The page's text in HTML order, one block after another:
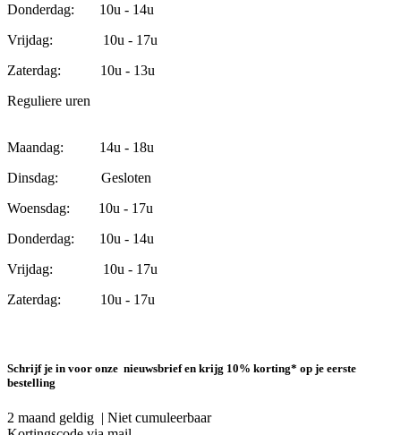
Donderdag: 10u - 14u
Vrijdag: 10u - 17u
Zaterdag: 10u - 13u
Reguliere uren
Maandag: 14u - 18u
Dinsdag: Gesloten
Woensdag: 10u - 17u
Donderdag: 10u - 14u
Vrijdag: 10u - 17u
Zaterdag: 10u - 17u
Schrijf je in voor onze nieuwsbrief en krijg 10% korting* op je eerste
bestelling
2 maand geldig | Niet cumuleerbaar